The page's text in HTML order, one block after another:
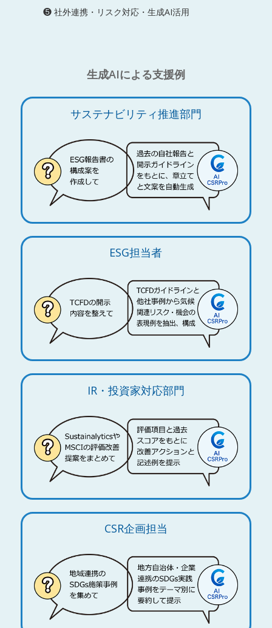
❺ 社外連携・リスク対応・生成AI活用
生成AIによる支援例
サステナビリティ推進部門
ESG担当者
IR・投資家対応部門
CSR企画担当